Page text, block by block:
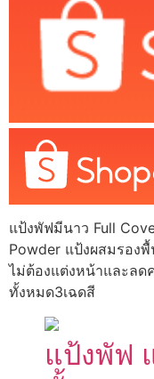
แป้งพัฟมีนาว Full
Powder แป้งผสมรอง
ไม่ต้องแต่งหน้าและล
ทั้งหมด3เฉดสี
แป้งพัฟ